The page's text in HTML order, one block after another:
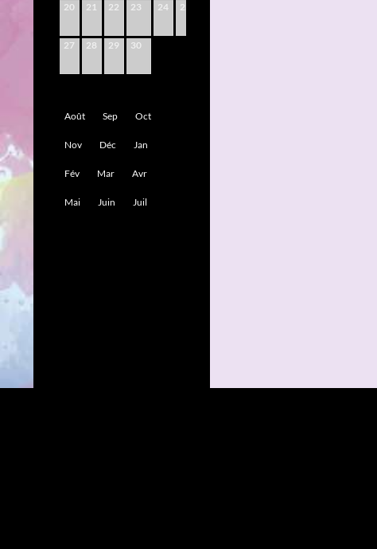
20 21 22 23 24 25
27 28 29 30
Août Sep Oct
Nov Déc Jan
Fév Mar Avr
Mai Juin Juil